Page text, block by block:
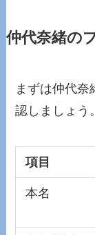
仲代奈緒の
まずは仲代
認しましょう。
項目
本名